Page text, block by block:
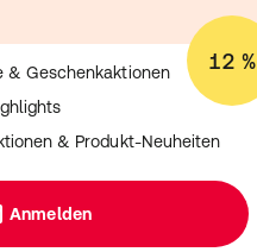
12 %
& Geschenkaktionen
& Produkt-Neuheiten
Anmelden